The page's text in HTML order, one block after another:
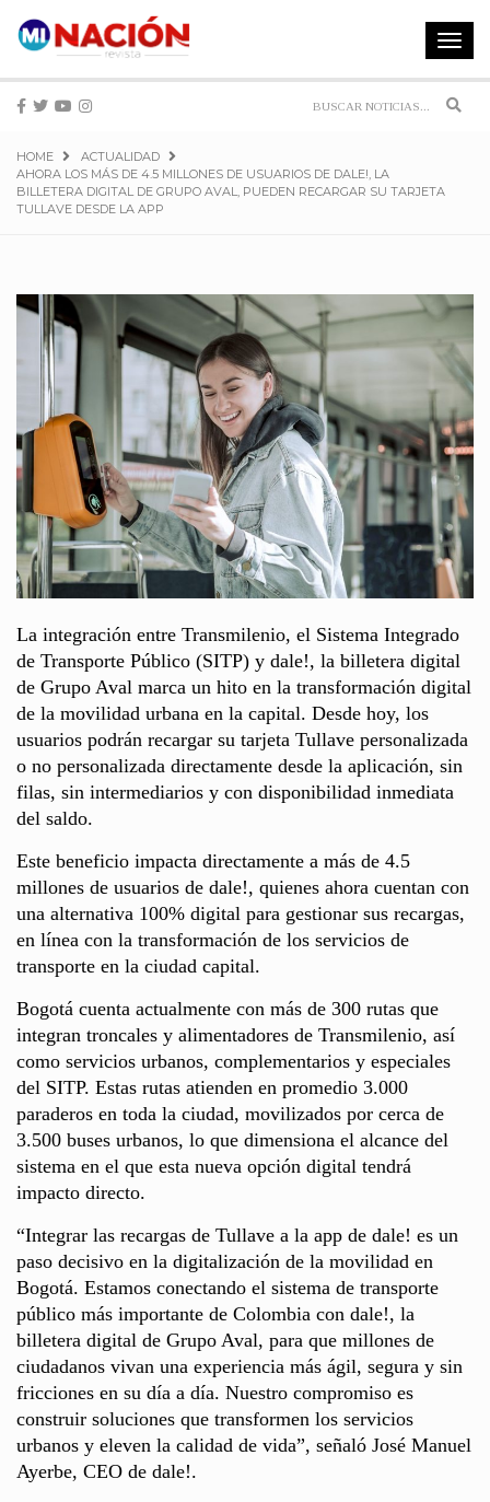
Toggle
HOME
ACTUALIDAD
AHORA LOS MÁS DE 4.5 MILLONES DE USUARIOS DE DALE!, LA
BILLETERA DIGITAL DE GRUPO AVAL, PUEDEN RECARGAR SU TARJETA
TULLAVE DESDE LA APP
La integración entre Transmilenio, el Sistema Integrado
de Transporte Público (SITP) y dale!, la billetera digital
de Grupo Aval marca un hito en la transformación digital
de la movilidad urbana en la capital. Desde hoy, los
usuarios podrán recargar su tarjeta Tullave personalizada
o no personalizada directamente desde la aplicación, sin
filas, sin intermediarios y con disponibilidad inmediata
del saldo.
Este beneficio impacta directamente a más de 4.5
millones de usuarios de dale!, quienes ahora cuentan con
una alternativa 100% digital para gestionar sus recargas,
en línea con la transformación de los servicios de
transporte en la ciudad capital.
Bogotá cuenta actualmente con más de 300 rutas que
integran troncales y alimentadores de Transmilenio, así
como servicios urbanos, complementarios y especiales
del SITP. Estas rutas atienden en promedio 3.000
paraderos en toda la ciudad, movilizados por cerca de
3.500 buses urbanos, lo que dimensiona el alcance del
sistema en el que esta nueva opción digital tendrá
impacto directo.
“Integrar las recargas de Tullave a la app de dale! es un
paso decisivo en la digitalización de la movilidad en
Bogotá. Estamos conectando el sistema de transporte
público más importante de Colombia con dale!, la
billetera digital de Grupo Aval, para que millones de
ciudadanos vivan una experiencia más ágil, segura y sin
fricciones en su día a día. Nuestro compromiso es
construir soluciones que transformen los servicios
urbanos y eleven la calidad de vida”, señaló José Manuel
Ayerbe, CEO de dale!.